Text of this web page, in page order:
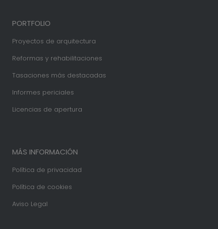
PORTFOLIO
Proyectos de arquitectura
Reformas y rehabilitaciones
Tasaciones más destacadas
Informes periciales
Licencias de apertura
MÁS INFORMACIÓN
Política de privacidad
Política de cookies
Aviso Legal